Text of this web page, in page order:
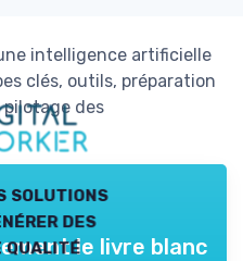
intelligence artificielle
clés, outils, préparation
des
solutions
des
qualitéle livre blanc